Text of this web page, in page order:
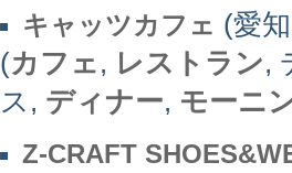
キャッツカフェ (愛
(カフェ, レストラン,
ス, ディナー, モーニ
Z-CRAFT